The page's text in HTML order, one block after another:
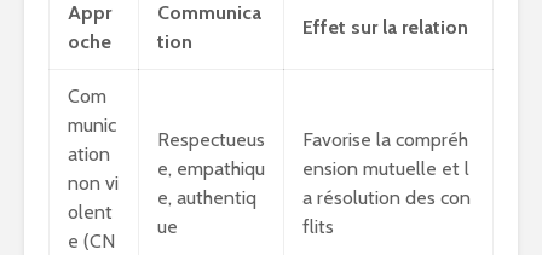
Appr
oche
Communica
tion
Effet sur la relation
Com
munic
ation
non vi
olent
e (CN
Respectueus
e, empathiqu
e, authentiq
ue
Favorise la compréh
ension mutuelle et l
a résolution des con
flits